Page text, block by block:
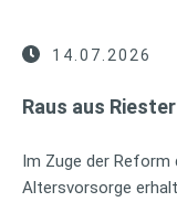
14.07.2026
Raus aus
Im Zuge der
Altersvorsorge